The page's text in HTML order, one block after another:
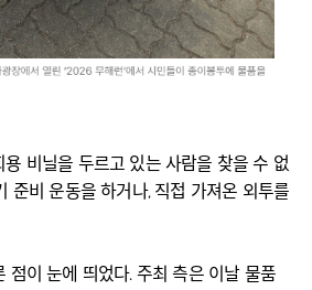
비닐을 두르고 있는 사람을 찾을 수 없
준비 운동을 하거나, 직접 가져온 외투를
점이 눈에 띄었다. 주최 측은 이날 물품